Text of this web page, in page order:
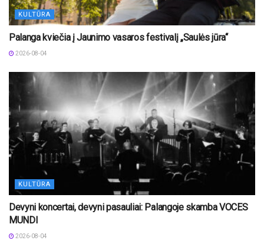
KULTŪRA
Palanga kviečia į Jaunimo vasaros festivalį „Saulės jūra“
2026-08-04
KULTŪRA
Devyni koncertai, devyni pasauliai: Palangoje skamba VOCES
MUNDI
2026-08-04